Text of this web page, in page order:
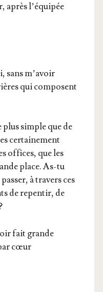
après l’équipée
sans m’avoir
qui com­posent
simple que de
cer­tai­ne­ment
offices, que les
place. As-tu
à tra­vers ces
de repen­tir, de
fait grande
cœur